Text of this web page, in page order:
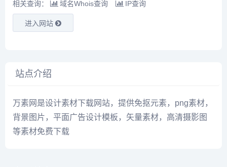
相关查询：
域名Whois查询 IP查询
进入网站
站点介绍
万素网是设计素材下载网站，提供免抠元素，png素材，
背景图片，平面广告设计模板，矢量素材，高清摄影图
等素材免费下载